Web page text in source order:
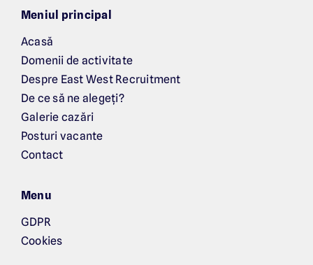
Meniul principal
Acasă
Domenii de activitate
Despre East West Recruitment
De ce să ne alegeți?
Galerie cazări
Posturi vacante
Contact
Menu
GDPR
Cookies